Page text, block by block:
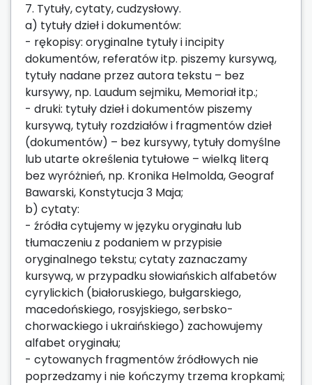
7. Tytuły, cytaty, cudzysłowy.
a) tytuły dzieł i dokumentów:
- rękopisy: oryginalne tytuły i incipity
dokumentów, referatów itp. piszemy kursywą,
tytuły nadane przez autora tekstu – bez
kursywy, np. Laudum sejmiku, Memoriał itp.;
- druki: tytuły dzieł i dokumentów piszemy
kursywą, tytuły rozdziałów i fragmentów dzieł
(dokumentów) – bez kursywy, tytuły domyślne
lub utarte określenia tytułowe – wielką literą
bez wyróżnień, np. Kronika Helmolda, Geograf
Bawarski, Konstytucja 3 Maja;
b) cytaty:
- źródła cytujemy w języku oryginału lub
tłumaczeniu z podaniem w przypisie
oryginalnego tekstu; cytaty zaznaczamy
kursywą, w przypadku słowiańskich alfabetów
cyrylickich (białoruskiego, bułgarskiego,
macedońskiego, rosyjskiego, serbsko-
chorwackiego i ukraińskiego) zachowujemy
alfabet oryginału;
- cytowanych fragmentów źródłowych nie
poprzedzamy i nie kończymy trzema kropkami;